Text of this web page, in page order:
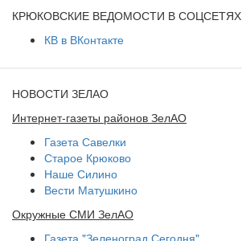
КРЮКОВСКИЕ ВЕДОМОСТИ В СОЦСЕТЯХ
КВ в ВКонтакте
НОВОСТИ ЗЕЛАО
Интернет-газеты районов ЗелАО
Газета Савелки
Старое Крюково
Наше Силино
Вести Матушкино
Окружные СМИ ЗелАО
Газета "Зеленоград Сегодня"